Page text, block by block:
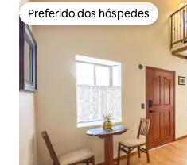
Preferido dos hóspedes
Preferido dos hóspedes